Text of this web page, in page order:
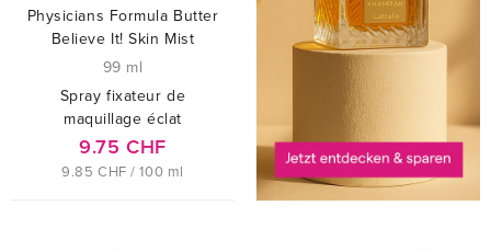
Physicians Formula Butter
Believe It! Skin Mist
99 ml
Spray fixateur de
maquillage éclat
9.75 CHF
9.85 CHF / 100 ml